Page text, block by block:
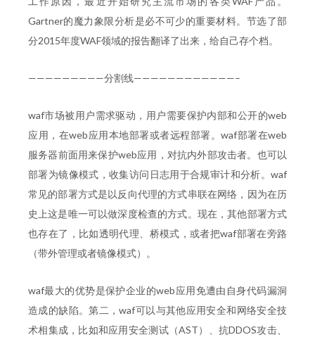
Gartner的魔力象限分析是必不可少的重要材料。节选了部
分2015年度WAF领域的报告翻译了出来，给自己存个档。
—————————分割线————————————–
waf市场被用户需求驱动，用户需要保护内部和公开的web
应用，在web应用本地部署或者远程部署。waf部署在web
服务器前面用来保护web应用，对抗内外部攻击者。也可以
部署为镜像模式，收集访问日志用于合规审计和分析。waf
常见的部署方式是以反向代理的方式串联在网络，因为在历
史上这是唯一可以做深度检查的方式。现在，其他部署方式
也存在了，比如透明代理、桥模式，或者把waf部署在旁路
（带外管理或者镜像模式）。
waf最大的优势是保护企业的web应用免遭由自身代码漏洞
造成的缺陷。第二，waf可以与其他应用安全和网络安全技
术相集成，比如和应用安全测试（AST）、抗DDOS攻击、